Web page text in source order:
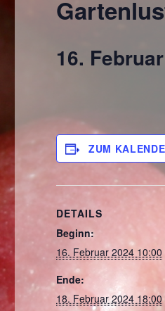
16.
ZUM
DETAILS
Beginn:
16. Februar 2024 10:00
Ende:
18. Februar 2024 18:00